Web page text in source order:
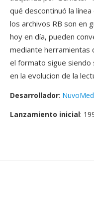
qué descontinuó la
los archivos RB son en
hoy en día, pueden
mediante herramientas
el formato sigue siendo
en la evolucion de la
Desarrollador:
Lanzamiento inicial: